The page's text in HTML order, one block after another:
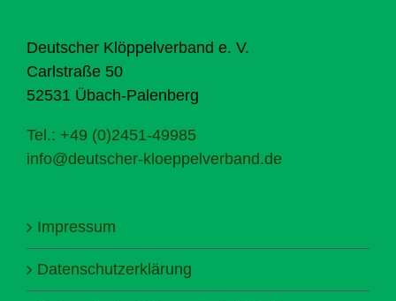
Deutscher Klöppelverband e. V.
Carlstraße 50
52531 Übach-Palenberg
Tel.: +49 (0)2451-49985
info@deutscher-kloeppelverband.de
Impressum
Datenschutzerklärung